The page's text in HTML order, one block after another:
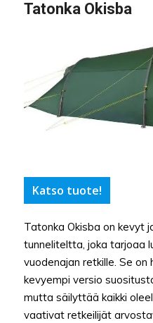
Tatonka Okisba
Katso tuote!
Tatonka Okisba on kevyt
tunneliteltta, joka tarjoaa
vuodenajan retkille. Se on
kevyempi versio
mutta säilyttää kaikki
vaativat retkeilijät